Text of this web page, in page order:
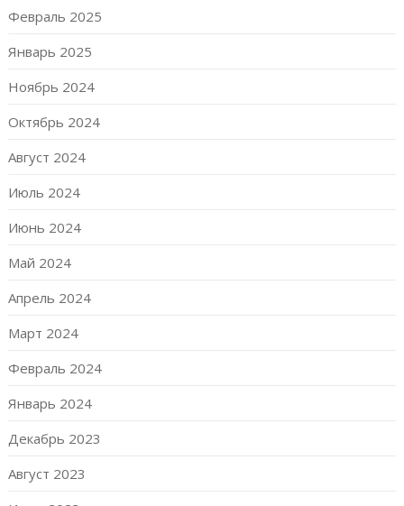
Февраль 2025
Январь 2025
Ноябрь 2024
Октябрь 2024
Август 2024
Июль 2024
Июнь 2024
Май 2024
Апрель 2024
Март 2024
Февраль 2024
Январь 2024
Декабрь 2023
Август 2023